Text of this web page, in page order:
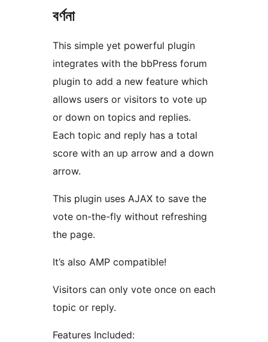
বৰ্ণনা
This simple yet powerful plugin
integrates with the bbPress forum
plugin to add a new feature which
allows users or visitors to vote up
or down on topics and replies.
Each topic and reply has a total
score with an up arrow and a down
arrow.
This plugin uses AJAX to save the
vote on-the-fly without refreshing
the page.
It’s also AMP compatible!
Visitors can only vote once on each
topic or reply.
Features Included: